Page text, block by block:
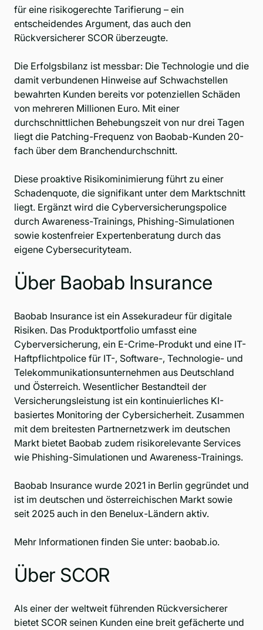
für eine risikogerechte Tarifierung – ein
entscheidendes Argument, das auch den
Rückversicherer SCOR überzeugte.
Die Erfolgsbilanz ist messbar: Die Technologie und die
damit verbundenen Hinweise auf Schwachstellen
bewahrten Kunden bereits vor potenziellen Schäden
von mehreren Millionen Euro. Mit einer
durchschnittlichen Behebungszeit von nur drei Tagen
liegt die Patching-Frequenz von Baobab-Kunden 20-
fach über dem Branchendurchschnitt.
Diese proaktive Risikominimierung führt zu einer
Schadenquote, die signifikant unter dem Marktschnitt
liegt. Ergänzt wird die Cyberversicherungspolice
durch Awareness-Trainings, Phishing-Simulationen
sowie kostenfreier Expertenberatung durch das
eigene Cybersecurityteam.
Über Baobab Insurance
Baobab Insurance ist ein Assekuradeur für digitale
Risiken. Das Produktportfolio umfasst eine
Cyberversicherung, ein E-Crime-Produkt und eine IT-
Haftpflichtpolice für IT-, Software-, Technologie- und
Telekommunikationsunternehmen aus Deutschland
und Österreich. Wesentlicher Bestandteil der
Versicherungsleistung ist ein kontinuierliches KI-
basiertes Monitoring der Cybersicherheit. Zusammen
mit dem breitesten Partnernetzwerk im deutschen
Markt bietet Baobab zudem risikorelevante Services
wie Phishing-Simulationen und Awareness-Trainings.
Baobab Insurance wurde 2021 in Berlin gegründet und
ist im deutschen und österreichischen Markt sowie
seit 2025 auch in den Benelux-Ländern aktiv.
Mehr Informationen finden Sie unter: baobab.io.
Über SCOR
Als einer der weltweit führenden Rückversicherer
bietet SCOR seinen Kunden eine breit gefächerte und